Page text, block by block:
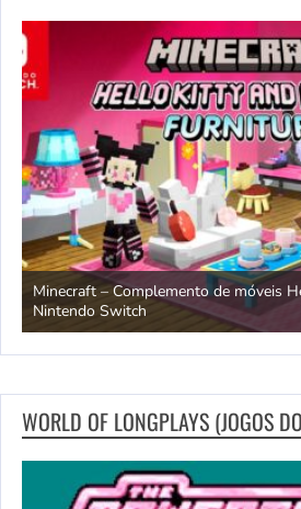
Minecraft – Complemento de móveis
Nintendo Switch
WORLD OF LONGPLAYS (JOGOS